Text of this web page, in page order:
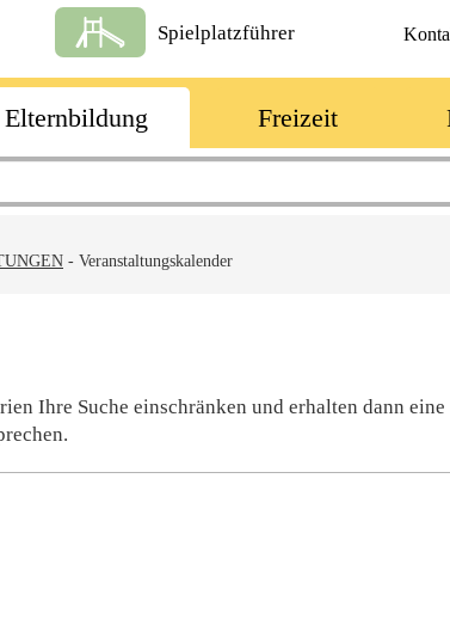
Spielplatzführer
Elternbildung Freizeit
- Veranstaltungskalender
Ihre Suche einschränken und erhalten dann eine